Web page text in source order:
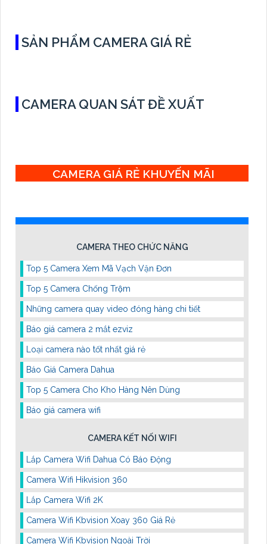
SẢN PHẨM CAMERA GIÁ RẺ
CAMERA QUAN SÁT ĐỀ XUẤT
CAMERA GIÁ RẺ KHUYẾN MÃI
CAMERA THEO CHỨC NĂNG
Top 5 Camera Xem Mã Vạch Vận Đơn
Top 5 Camera Chống Trộm
Những camera quay video đóng hàng chi tiết
Báo giá camera 2 mắt ezviz
Loại camera nào tốt nhất giá rẻ
Báo Giá Camera Dahua
Top 5 Camera Cho Kho Hàng Nên Dùng
Báo giá camera wifi
CAMERA KẾT NỐI WIFI
Lắp Camera Wifi Dahua Có Báo Động
Camera Wifi Hikvision 360
Lắp Camera Wifi 2K
Camera Wifi Kbvision Xoay 360 Giá Rẻ
Camera Wifi Kbvision Ngoài Trời